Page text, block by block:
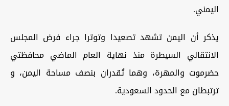
اليمني.
يذكر أن اليمن تشهد تصعيدا وتوترا جراء فرض المجلس
الانتقالي السيطرة منذ نهاية العام الماضي محافظتي
حضرموت والمهرة، وهما تُقدران بنصف مساحة اليمن، و
ترتبطان مع الحدود السعودية.